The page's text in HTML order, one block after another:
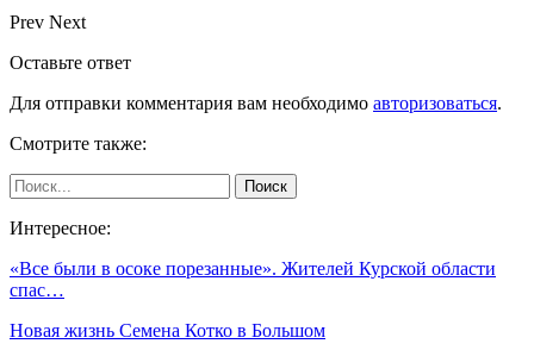
Prev Next
Оставьте ответ
Для отправки комментария вам необходимо авторизоваться.
Смотрите также:
Интересное:
«Все были в осоке порезанные». Жителей Курской области
спас…
Новая жизнь Семена Котко в Большом